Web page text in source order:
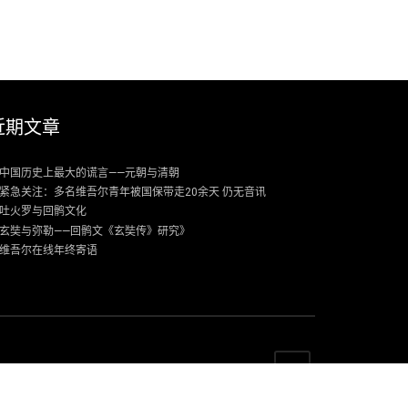
期文章
中国历史上最大的谎言——元朝与清朝
紧急关注：多名维吾尔青年被国保带走20余天 仍无音讯
吐火罗与回鹘文化
玄奘与弥勒——回鹘文《玄奘传》研究》
维吾尔在线年终寄语